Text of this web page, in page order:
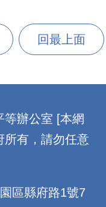
回最上面
等辦公室 [本網
所有，請勿任意
區縣府路1號7